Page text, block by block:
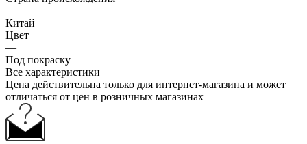
—
Китай
Цвет
—
Под покраску
Все характеристики
Цена действительна только для интернет-магазина и может
отличаться от цен в розничных магазинах